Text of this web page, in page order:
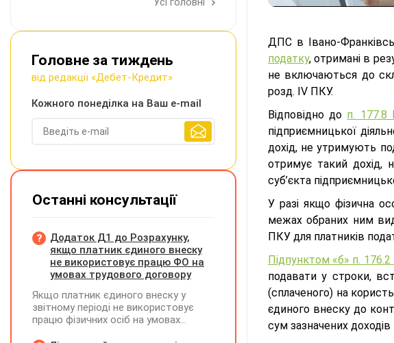
ДПС в Івано-
податку, отримані в
не включаються до
розд. IV ПКУ.
Відповідно до п. 177.8
підприємницької
дохід, не утримують
отримує такий дохід,
суб’єкта
У разі якщо фізична
межах обраних ним
ПКУ для платників
Підпунктом «б» п.
подавати у строки,
(сплаченого) на
єдиного внеску до
сум зазначених
Головне за тиждень
від редакції «Дебет-Кредит»
Кожного понеділка на Ваш e-mail
Останні консультації
Додаток Д1 до Розрахунку,
якщо платник єдиного внеску
не використовує працю ФО на
умовах трудового договору
Якщо платник єдиного внеску у
звітному періоді не використовує
працю фізичних осіб на умовах